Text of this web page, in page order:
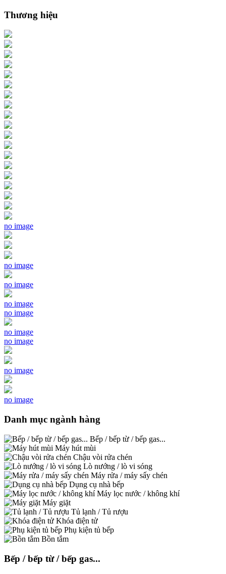
Thương hiệu
no image
no image
no image
no image
no image
no image
no image
no image
no image
Danh mục ngành hàng
Bếp / bếp từ / bếp gas...
Máy hút mùi
Chậu vòi rửa chén
Lò nướng / lò vi sóng
Máy rửa / máy sấy chén
Dụng cụ nhà bếp
Máy lọc nước / không khí
Máy giặt
Tủ lạnh / Tủ rượu
Khóa điện tử
Phụ kiện tủ bếp
Bồn tắm
Bếp / bếp từ / bếp gas...